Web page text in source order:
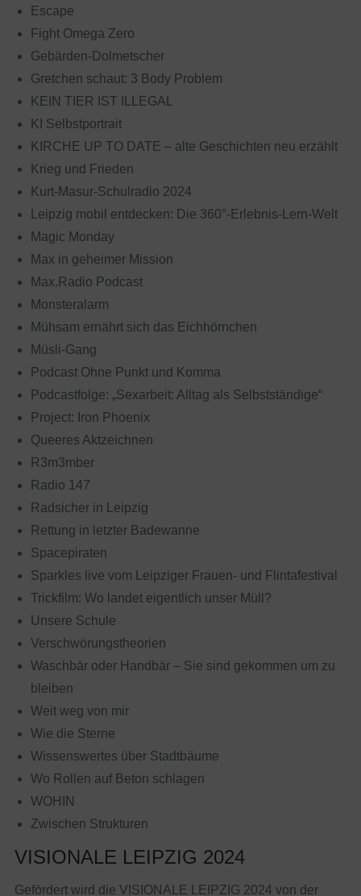
Escape
Fight Omega Zero
Gebärden-Dolmetscher
Gretchen schaut: 3 Body Problem
KEIN TIER IST ILLEGAL
KI Selbstportrait
KIRCHE UP TO DATE – alte Geschichten neu erzählt
Krieg und Frieden
Kurt-Masur-Schulradio 2024
Leipzig mobil entdecken: Die 360°-Erlebnis-Lern-Welt
Magic Monday
Max in geheimer Mission
Max.Radio Podcast
Monsteralarm
Mühsam ernährt sich das Eichhörnchen
Müsli-Gang
Podcast Ohne Punkt und Komma
Podcastfolge: „Sexarbeit: Alltag als Selbstständige“
Project: Iron Phoenix
Queeres Aktzeichnen
R3m3mber
Radio 147
Radsicher in Leipzig
Rettung in letzter Badewanne
Spacepiraten
Sparkles live vom Leipziger Frauen- und Flintafestival
Trickfilm: Wo landet eigentlich unser Müll?
Unsere Schule
Verschwörungstheorien
Waschbär oder Handbär – Sie sind gekommen um zu
bleiben
Weit weg von mir
Wie die Sterne
Wissenswertes über Stadtbäume
Wo Rollen auf Beton schlagen
WOHIN
Zwischen Strukturen
VISIONALE LEIPZIG 2024
Gefördert wird die VISIONALE LEIPZIG 2024 von der